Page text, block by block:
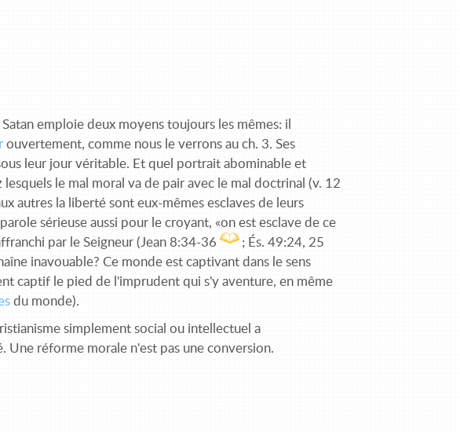
Satan emploie deux moyens toujours les mêmes: il
ouvertement, comme nous le verrons au ch. 3. Ses
leur jour véritable. Et quel portrait abominable et
le mal moral va de pair avec le mal doctrinal (v. 12
autres la liberté sont eux-mêmes esclaves de leurs
sérieuse aussi pour le croyant, «on est esclave de ce
par le Seigneur (Jean 8:34-36
; És. 49:24, 25
inavouable? Ce monde est captivant dans le sens
captif le pied de l'imprudent qui s'y aventure, en même
du monde).
simplement social ou intellectuel a
réforme morale n'est pas une conversion.